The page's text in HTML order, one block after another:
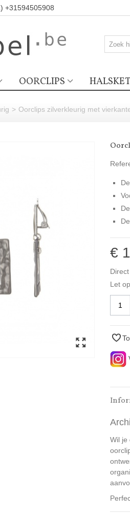
+31594505908
OORCLIPS
> Oorclips zilverkleurig met
€
Let
Wil je